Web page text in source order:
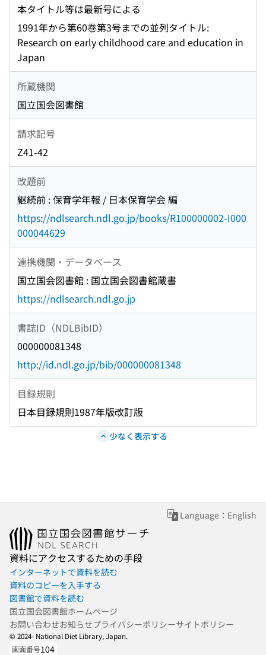
本タイトル等は最新号による
1991年から第60巻第3号までの並列タイトル:
Research on early childhood care and education in
Japan
所蔵機関
国立国会図書館
請求記号
Z41-42
改題前
継続前 : 保育学年報 / 日本保育学会 編
https://ndlsearch.ndl.go.jp/books/R100000002-I000
000044629
連携機関・データベース
国立国会図書館 : 国立国会図書館蔵書
https://ndlsearch.ndl.go.jp
書誌ID（NDLBibID）
000000081348
http://id.ndl.go.jp/bib/000000081348
目録規則
日本目録規則1987年版改訂版
少なく表示する
Language：English
資料にアクセスするための手段
インターネットで資料を読む
資料のコピーを入手する
図書館で資料を読む
国立国会図書館ホームページ
お問い合わせお知らせプライバシーポリシーサイトポリシー
© 2024- National Diet Library, Japan.
画面番号104